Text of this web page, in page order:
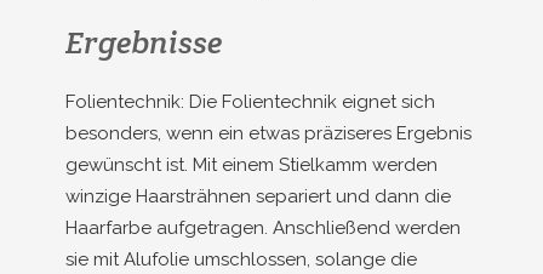
Ergebnisse
Folientechnik: Die Folientechnik eignet sich
besonders, wenn ein etwas präziseres Ergebnis
gewünscht ist. Mit einem Stielkamm werden
winzige Haarsträhnen separiert und dann die
Haarfarbe aufgetragen. Anschließend werden
sie mit Alufolie umschlossen, solange die